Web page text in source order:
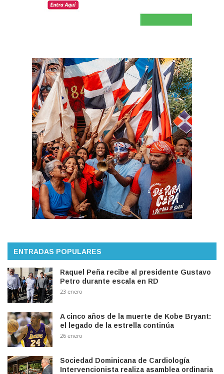
ENTRADAS POPULARES
Raquel Peña recibe al presidente Gustavo
Petro durante escala en RD
23 enero
A cinco años de la muerte de Kobe Bryant:
el legado de la estrella continúa
26 enero
Sociedad Dominicana de Cardiología
Intervencionista realiza asamblea ordinaria